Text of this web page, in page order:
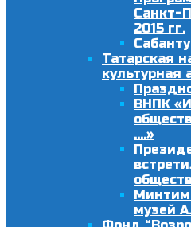
Санкт-
2015 гг.
Татарская
культурная
ВНПК
….»
музей